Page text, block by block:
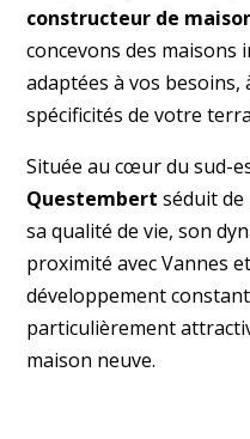
constructeur de
concevons des maisons
adaptées à vos
spécificités de votre
Située au cœur du sud-
Questembert séduit
sa qualité de vie, son
proximité avec Vannes
développement
particulièrement
maison neuve.